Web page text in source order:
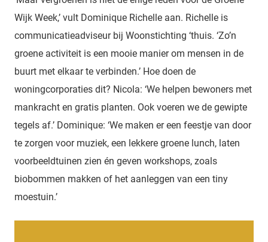
Wijk Week,’ vult Dominique Richelle aan. Richelle is
communicatieadviseur bij Woonstichting ‘thuis. ‘Zo’n
groene activiteit is een mooie manier om mensen in de
buurt met elkaar te verbinden.’ Hoe doen de
woningcorporaties dit? Nicola: ‘We helpen bewoners met
mankracht en gratis planten. Ook voeren we de gewipte
tegels af.’ Dominique: ‘We maken er een feestje van door
te zorgen voor muziek, een lekkere groene lunch, laten
voorbeeldtuinen zien én geven workshops, zoals
biobommen makken of het aanleggen van een tiny
moestuin.’